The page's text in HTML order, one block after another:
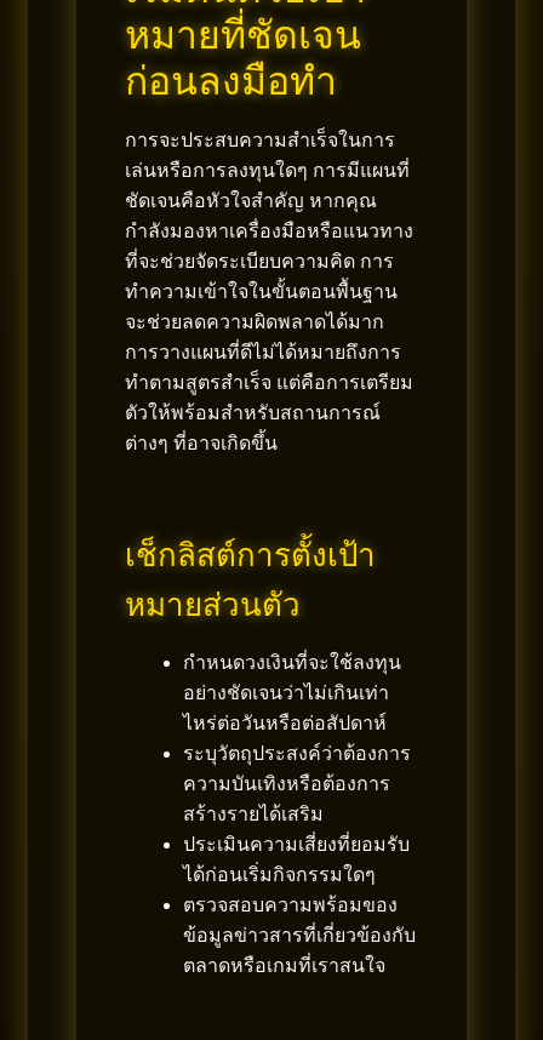
หมายที่ชัดเจน
ก่อนลงมือทำ
การจะประสบความสำเร็จในการ
เล่นหรือการลงทุนใดๆ การมีแผนที่
ชัดเจนคือหัวใจสำคัญ หากคุณ
กำลังมองหาเครื่องมือหรือแนวทาง
ที่จะช่วยจัดระเบียบความคิด การ
ทำความเข้าใจในขั้นตอนพื้นฐาน
จะช่วยลดความผิดพลาดได้มาก
การวางแผนที่ดีไม่ได้หมายถึงการ
ทำตามสูตรสำเร็จ แต่คือการเตรียม
ตัวให้พร้อมสำหรับสถานการณ์
ต่างๆ ที่อาจเกิดขึ้น
เช็กลิสต์การตั้งเป้า
หมายส่วนตัว
กำหนดวงเงินที่จะใช้ลงทุน
อย่างชัดเจนว่าไม่เกินเท่า
ไหร่ต่อวันหรือต่อสัปดาห์
ระบุวัตถุประสงค์ว่าต้องการ
ความบันเทิงหรือต้องการ
สร้างรายได้เสริม
ประเมินความเสี่ยงที่ยอมรับ
ได้ก่อนเริ่มกิจกรรมใดๆ
ตรวจสอบความพร้อมของ
ข้อมูลข่าวสารที่เกี่ยวข้องกับ
ตลาดหรือเกมที่เราสนใจ